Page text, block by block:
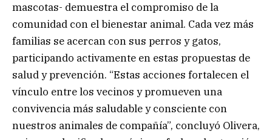
mascotas- demuestra el compromiso de la
comunidad con el bienestar animal. Cada vez más
familias se acercan con sus perros y gatos,
participando activamente en estas propuestas de
salud y prevención. “Estas acciones fortalecen el
vínculo entre los vecinos y promueven una
convivencia más saludable y consciente con
nuestros animales de compañía”, concluyó Olivera,